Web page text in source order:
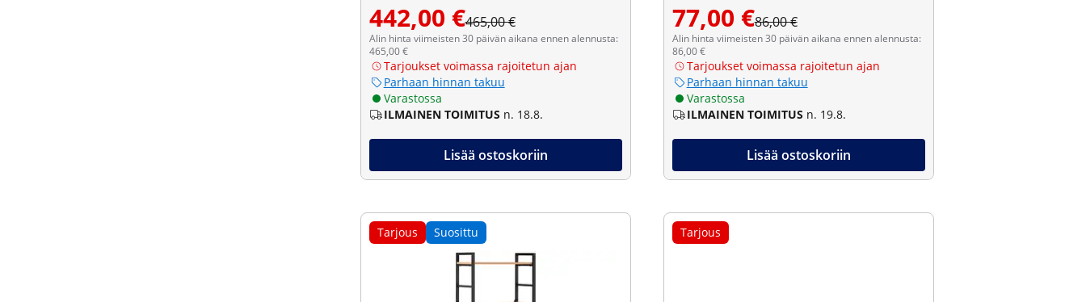
442,00 €465,00 €
Alin hinta viimeisten 30 päivän aikana ennen alennusta:
465,00 €
Tarjoukset voimassa rajoitetun ajan
Parhaan hinnan takuu
Varastossa
ILMAINEN TOIMITUS n. 18.8.
Lisää ostoskoriin
77,00 €86,00 €
Alin hinta viimeisten 30 päivän aikana ennen alennusta:
86,00 €
Tarjoukset voimassa rajoitetun ajan
Parhaan hinnan takuu
Varastossa
ILMAINEN TOIMITUS n. 19.8.
Lisää ostoskoriin
Tarjous Suosittu Tarjous